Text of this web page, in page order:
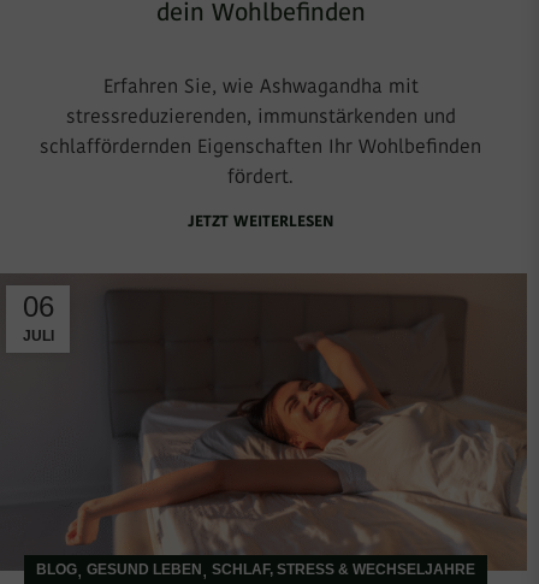
dein Wohlbefinden
Erfahren Sie, wie Ashwagandha mit
stressreduzierenden, immunstärkenden und
schlaffördernden Eigenschaften Ihr Wohlbefinden
fördert.
JETZT WEITERLESEN
06
JULI
BLOG, GESUND LEBEN , SCHLAF, STRESS & WECHSELJAHRE